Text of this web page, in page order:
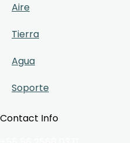
Aire
Tierra
Agua
Soporte
Contact Info